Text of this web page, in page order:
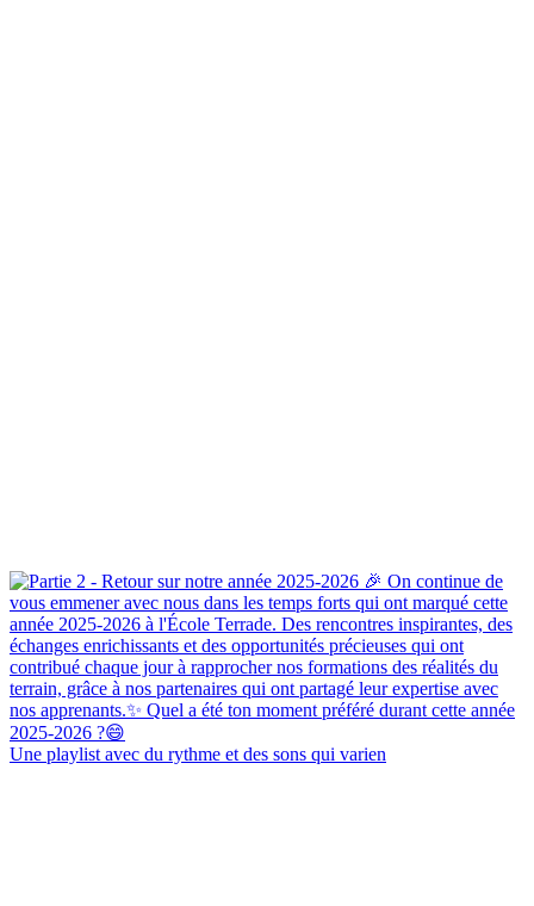
Une playlist avec du rythme et des sons qui varien